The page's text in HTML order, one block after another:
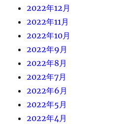
2022年12月
2022年11月
2022年10月
2022年9月
2022年8月
2022年7月
2022年6月
2022年5月
2022年4月